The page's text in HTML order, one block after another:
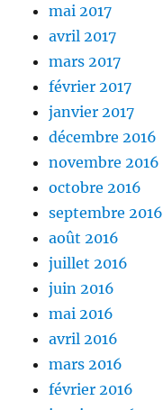
mai 2017
avril 2017
mars 2017
février 2017
janvier 2017
décembre 2016
novembre 2016
octobre 2016
septembre 2016
août 2016
juillet 2016
juin 2016
mai 2016
avril 2016
mars 2016
février 2016